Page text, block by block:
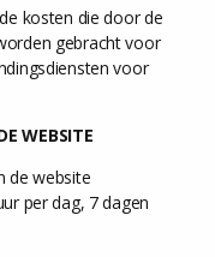
kosten die door de
gebracht voor
voor
WEBSITE
de website
per dag, 7 dagen